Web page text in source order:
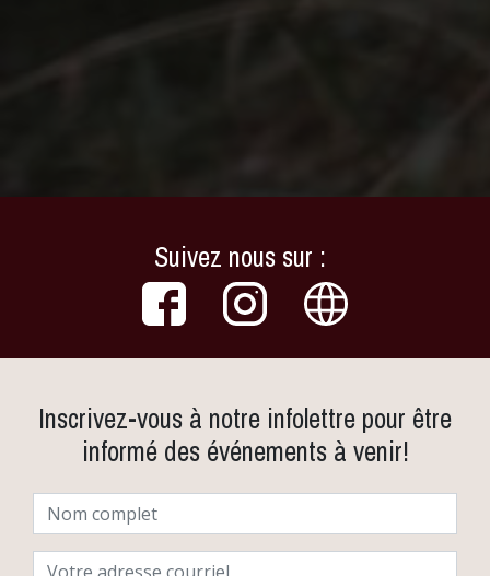
Suivez nous sur :
Inscrivez-vous à notre infolettre pour être
informé des événements à venir!